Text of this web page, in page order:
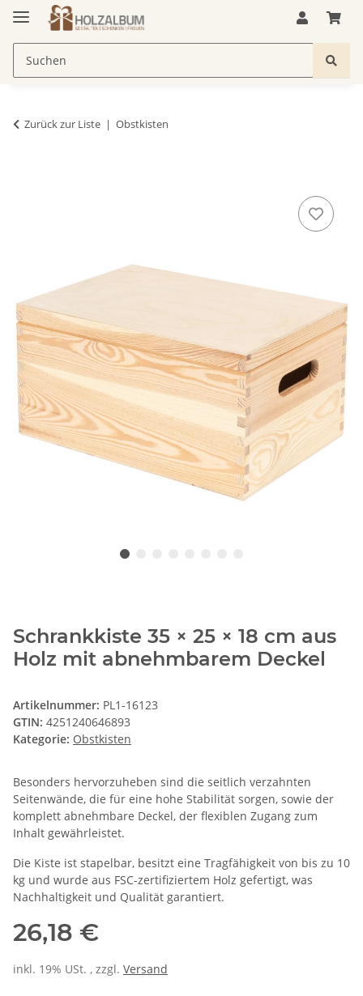
Zurück zur Liste Obstkisten
Schrankkiste 35 × 25 × 18 cm aus
Holz mit abnehmbarem Deckel
Artikelnummer: PL1-16123
GTIN: 4251240646893
Kategorie: Obstkisten
Besonders hervorzuheben sind die seitlich verzahnten
Seitenwände, die für eine hohe Stabilität sorgen, sowie der
komplett abnehmbare Deckel, der flexiblen Zugang zum
Inhalt gewährleistet.
Die Kiste ist stapelbar, besitzt eine Tragfähigkeit von bis zu 10
kg und wurde aus FSC-zertifiziertem Holz gefertigt, was
Nachhaltigkeit und Qualität garantiert.
26,18 €
inkl. 19% USt. , zzgl. Versand